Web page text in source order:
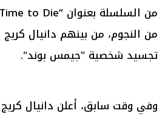
من النجوم، من بينهم دانيال
تجسيد شخصية "جيمس بوند".
وفي وقت سابق، أعلن دانيال